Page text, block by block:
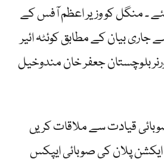
۔ منگل کو وزیر اعظم آفس کے
بیان کے مطابق کوئٹہ ائیر
بلوچستان جعفر خان مندوخیل
قیادت سے ملاقات کریں
پلان کی صوبائی ایپکس